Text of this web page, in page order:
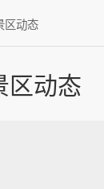
区动态
区动态